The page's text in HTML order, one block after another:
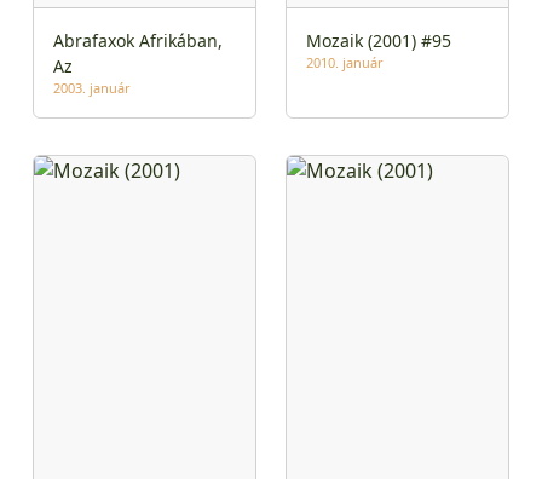
Abrafaxok Afrikában,
Az
2003. január
Mozaik (2001) #95
2010. január